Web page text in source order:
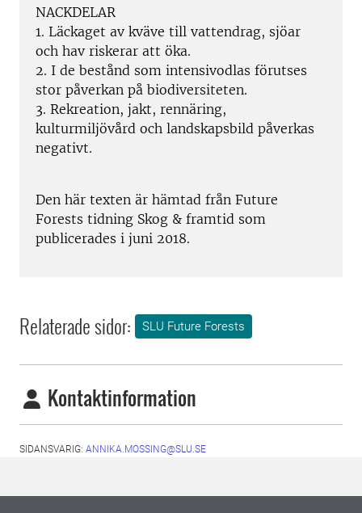
NACKDELAR
1. Läckaget av kväve till vattendrag, sjöar
och hav riskerar att öka.
2. I de bestånd som intensivodlas förutses
stor påverkan på biodiversiteten.
3. Rekreation, jakt, rennäring,
kulturmiljövård och landskapsbild påverkas
negativt.
Den här texten är hämtad från Future
Forests tidning Skog & framtid som
publicerades i juni 2018.
Relaterade sidor: SLU Future Forests
Kontaktinformation
SIDANSVARIG: ANNIKA.MOSSING@SLU.SE